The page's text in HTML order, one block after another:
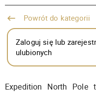
Powrót do kategorii
Zaloguj się lub
ulubionych
Expedition North